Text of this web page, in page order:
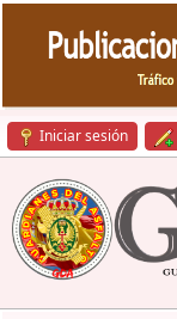
Iniciar sesión